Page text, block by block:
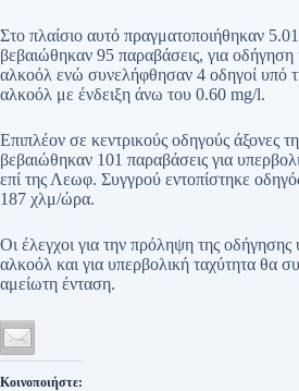
Στο πλαίσιο αυτό πραγματοποιήθηκαν
βεβαιώθηκαν 95 παραβάσεις, για οδήγηση
αλκοόλ ενώ συνελήφθησαν 4 οδηγοί υπό
αλκοόλ με ένδειξη άνω του 0.60 mg/l.
Επιπλέον σε κεντρικούς οδηγούς άξονες
βεβαιώθηκαν 101 παραβάσεις για
επί της Λεωφ. Συγγρού εντοπίστηκε
187 χλμ/ώρα.
Οι έλεγχοι για την πρόληψη της οδήγησης
αλκοόλ και για υπερβολική ταχύτητα θα
αμείωτη ένταση.
Κοινοποιήστε: